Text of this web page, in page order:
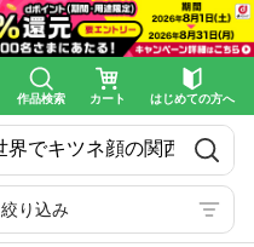
作品検索 カート はじめての方へ
絞り込み